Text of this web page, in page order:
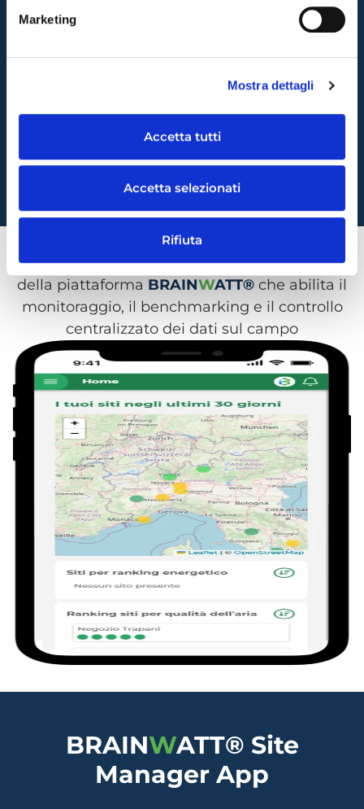
Marketing
Mostra dettagli
Accetta tutti
Accetta selezionati
Rifiuta
Site Manager App​è l’applicazione mobile
della piattaforma BRAINWATT® che abilita il
monitoraggio, il benchmarking e il controllo
centralizzato dei dati sul campo​
BRAINWATT® Site
Manager App